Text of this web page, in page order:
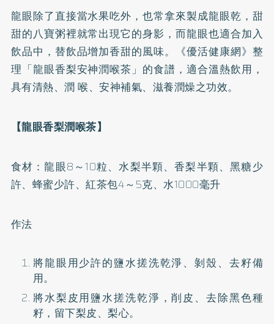
龍眼除了直接當水果吃外，也常拿來製成龍眼乾，甜
甜的八寶粥裡就常出現它的身影，而龍眼也適合加入
飲品中，替飲品增加香甜的風味。《優活健康網》整
理「龍眼香梨安神潤喉茶」的食譜，適合溫熱飲用，
具有清熱、潤 喉、安神補氣、滋養潤燥之功效。
【龍眼香梨潤喉茶】
食材：龍眼8～10粒、水梨半顆、香梨半顆、黑糖少
許、蜂蜜少許、紅茶包4～5克、水1000毫升
作法
將龍眼用少許的鹽水搓洗乾淨、剝殼、去籽備
用。
將水梨皮用鹽水搓洗乾淨，削皮、去除黑色種
籽，留下梨皮、梨心。